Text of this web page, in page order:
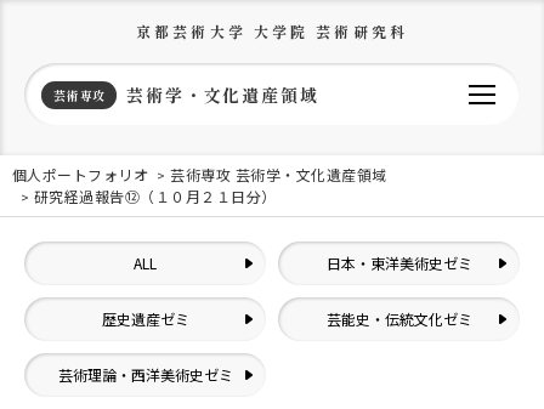
京都芸術大学 大学院 芸術研究科
芸術専攻 芸術学・文化遺産領域
個人ポートフォリオ
芸術専攻 芸術学・文化遺産領域
研究経過報告⑫（１０月２１日分）
ALL 日本・東洋美術史ゼミ
歴史遺産ゼミ 芸能史・伝統文化ゼミ
芸術理論・西洋美術史ゼミ